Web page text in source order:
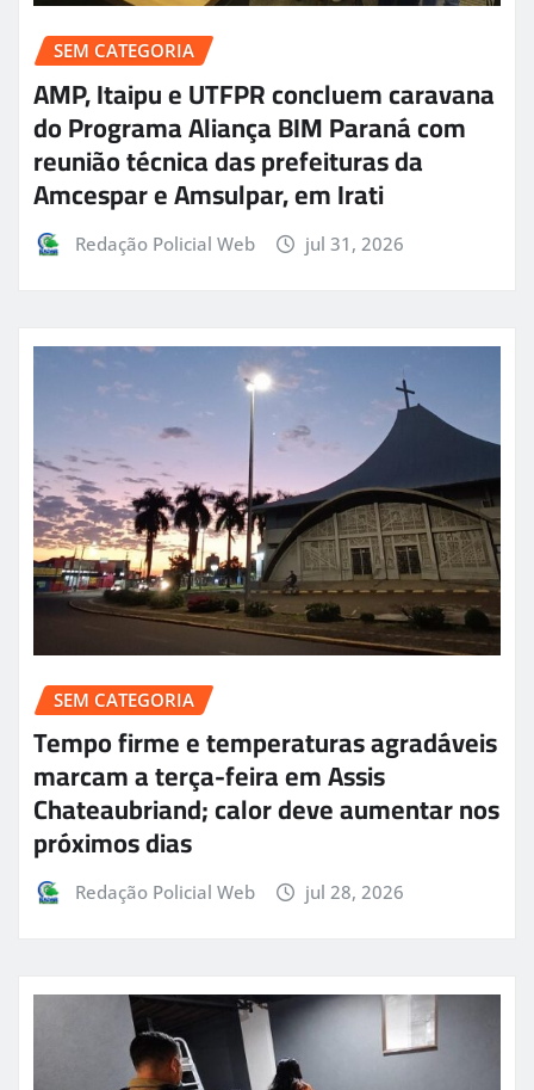
SEM CATEGORIA
AMP, Itaipu e UTFPR concluem caravana
do Programa Aliança BIM Paraná com
reunião técnica das prefeituras da
Amcespar e Amsulpar, em Irati
Redação Policial Web jul 31, 2026
SEM CATEGORIA
Tempo firme e temperaturas agradáveis
marcam a terça-feira em Assis
Chateaubriand; calor deve aumentar nos
próximos dias
Redação Policial Web jul 28, 2026